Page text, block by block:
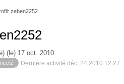
zeben2252
(le) 17 oct. 2010
Dernière activité déc. 24 2010 12:27